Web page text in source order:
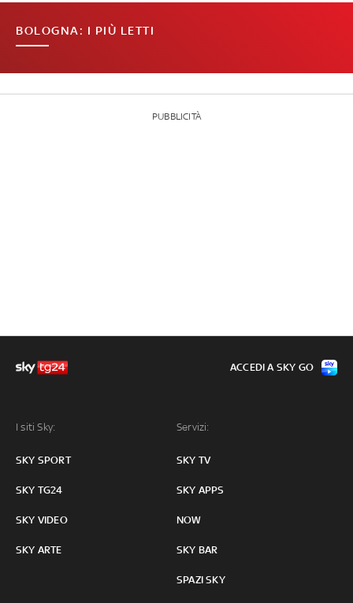
BOLOGNA: I PIÙ LETTI
PUBBLICITÀ
I siti Sky:
SKY SPORT
SKY TG24
SKY VIDEO
SKY ARTE
Servizi:
SKY TV
SKY APPS
NOW
SKY BAR
SPAZI SKY
ACCEDI A SKY GO